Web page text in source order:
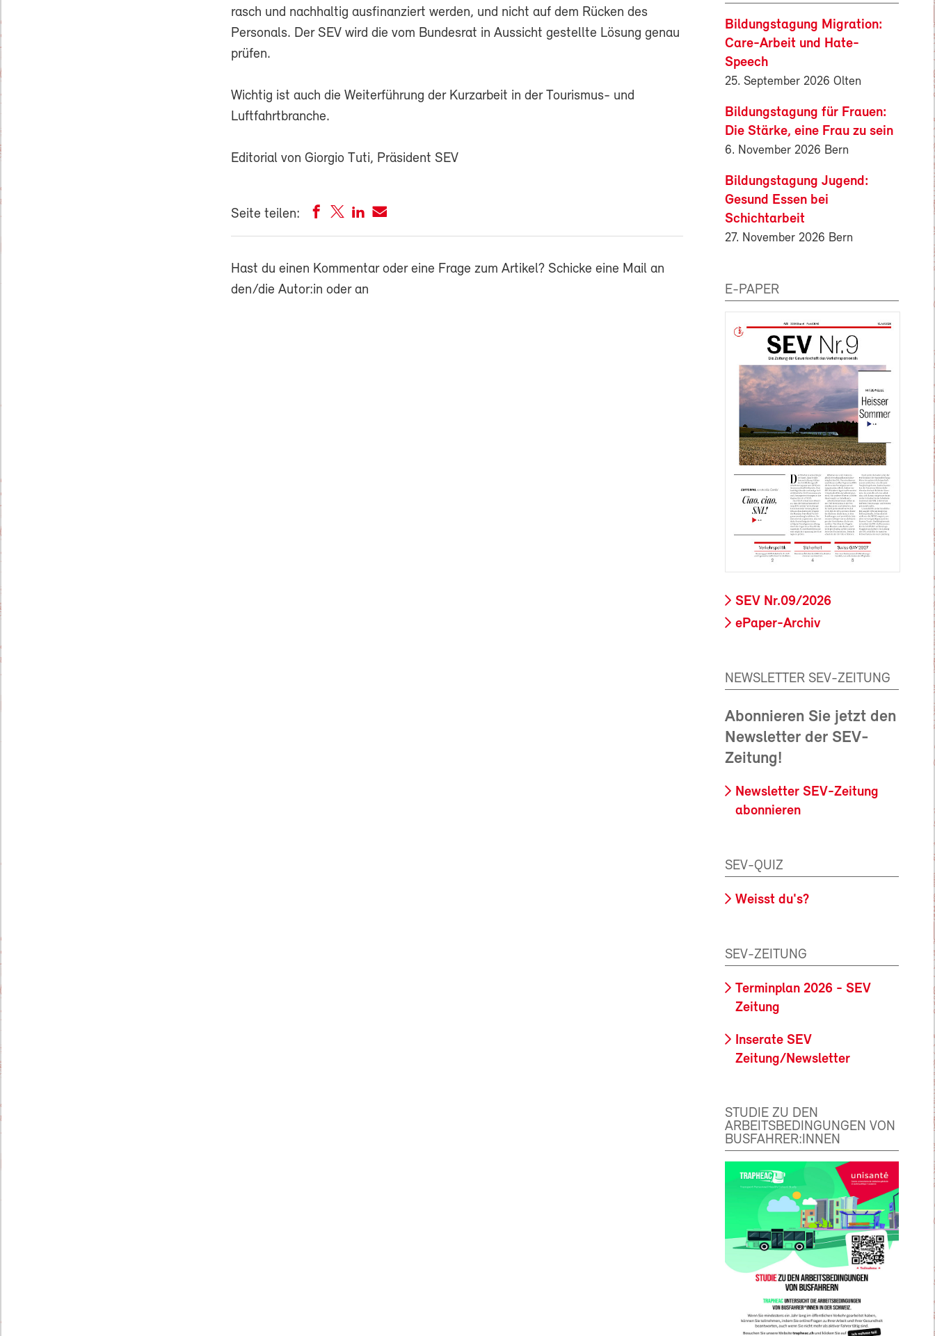
rasch und nachhaltig ausfinanziert werden, und nicht auf dem Rücken des
Personals. Der SEV wird die vom Bundesrat in Aussicht gestellte Lösung genau
prüfen.
Wichtig ist auch die Weiterführung der Kurzarbeit in der Tourismus- und
Luftfahrtbranche.
Editorial von Giorgio Tuti, Präsident SEV
Seite teilen:
Hast du einen Kommentar oder eine Frage zum Artikel? Schicke eine Mail an
den/die Autor:in oder an
Bildungstagung Migration:
Care-Arbeit und Hate-
Speech
25. September 2026 Olten
Bildungstagung für Frauen:
Die Stärke, eine Frau zu sein
6. November 2026 Bern
Bildungstagung Jugend:
Gesund Essen bei
Schichtarbeit
27. November 2026 Bern
E-PAPER
SEV Nr.09/2026
ePaper-Archiv
NEWSLETTER SEV-ZEITUNG
Abonnieren Sie jetzt den
Newsletter der SEV-
Zeitung!
Newsletter SEV-Zeitung
abonnieren
SEV-QUIZ
Weisst du's?
SEV-ZEITUNG
Terminplan 2026 - SEV
Zeitung
Inserate SEV
Zeitung/Newsletter
STUDIE ZU DEN
ARBEITSBEDINGUNGEN VON
BUSFAHRER:INNEN